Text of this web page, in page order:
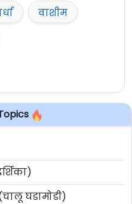
येथे क्लिक करा
येथे क्लिक करा
येथे क्लिक करा
येथे क्लिक करा
वाशीम
घडामोडी)